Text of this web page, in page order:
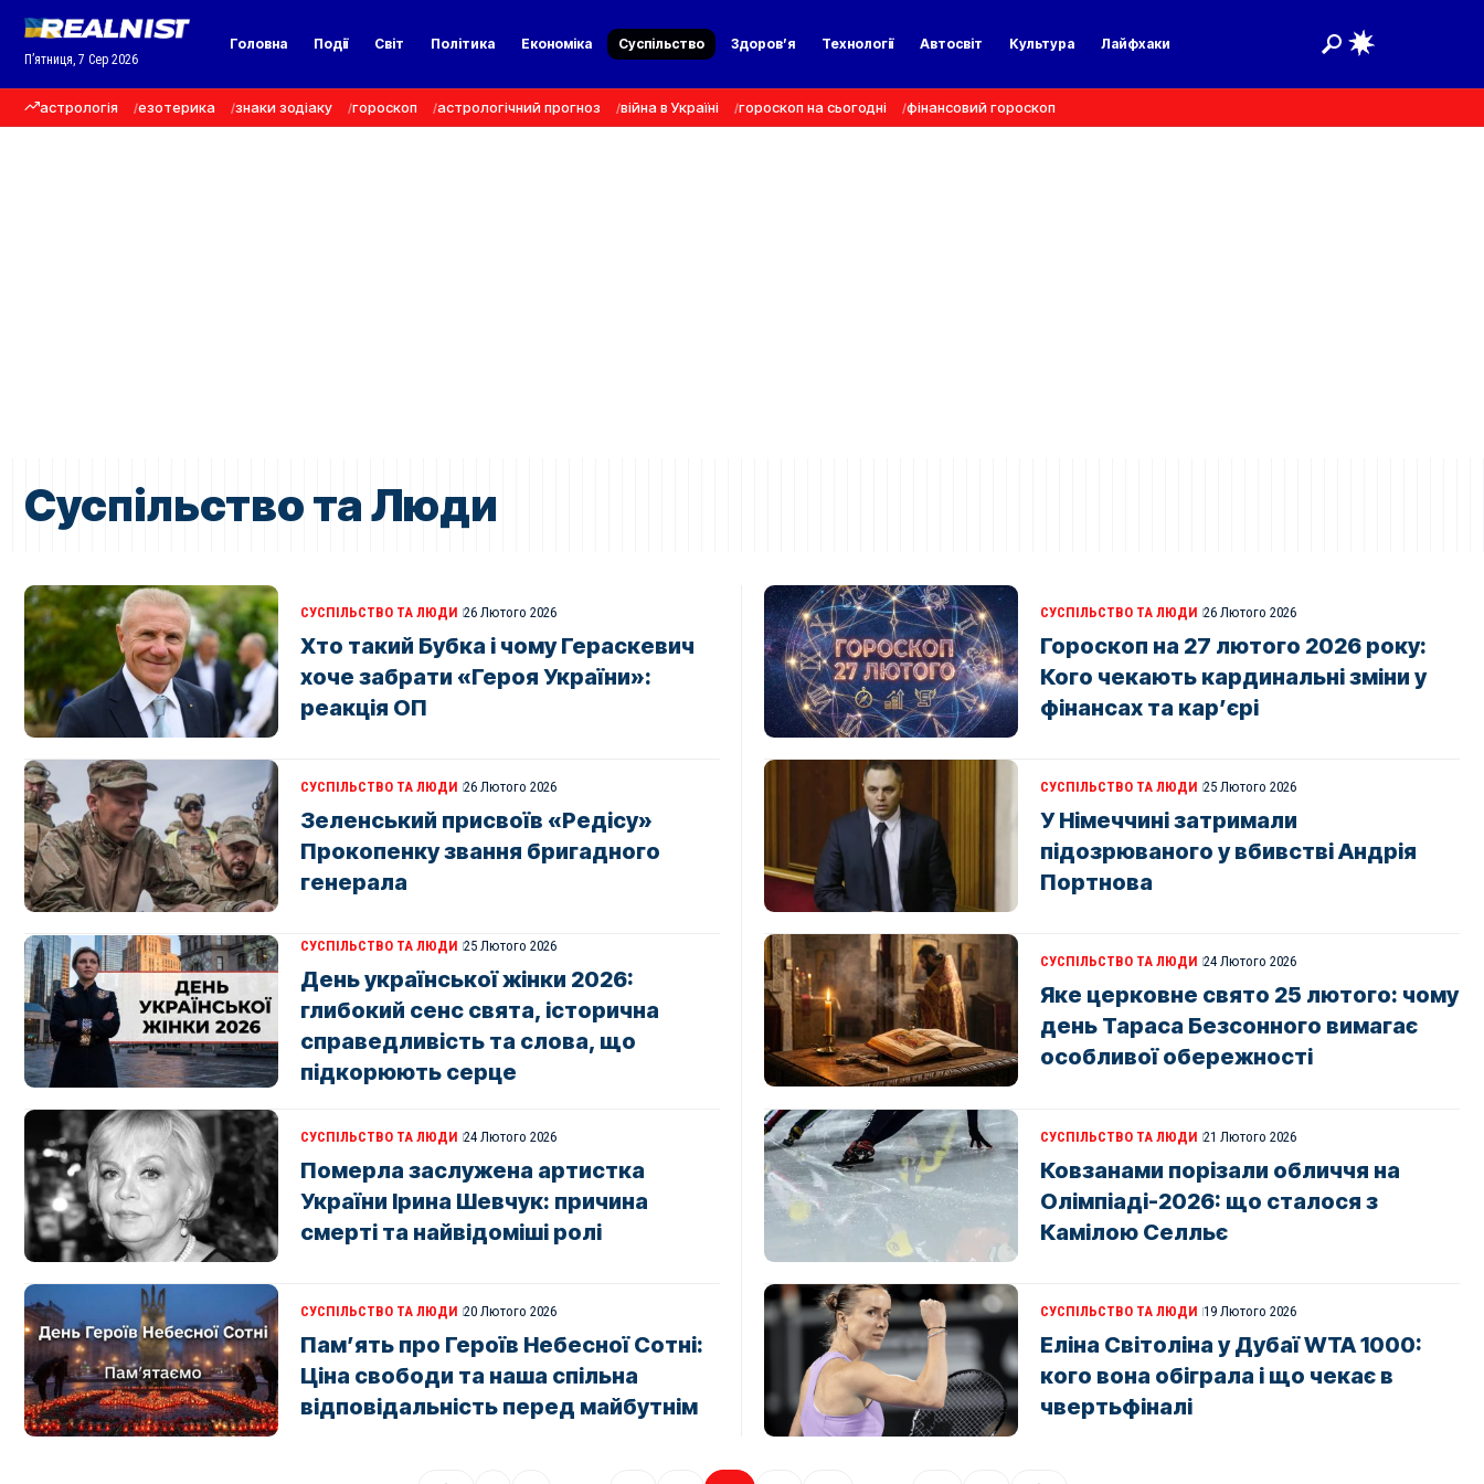
П’ятниця, 7 Сер 2026
Головна Події Світ Політика Економіка Суспільство Здоров’я Технології Автосвіт Культура Лайфхаки
астрологія езотерика знаки зодіаку гороскоп астрологічний прогноз війна в Україні гороскоп на сьогодні фінансовий гороскоп
Суспільство та Люди
СУСПІЛЬСТВО ТА ЛЮДИ 26 Лютого 2026
Хто такий Бубка і чому Гераскевич
хоче забрати «Героя України»:
реакція ОП
СУСПІЛЬСТВО ТА ЛЮДИ 26 Лютого 2026
Гороскоп на 27 лютого 2026 року:
Кого чекають кардинальні зміни у
фінансах та кар’єрі
СУСПІЛЬСТВО ТА ЛЮДИ 26 Лютого 2026
Зеленський присвоїв «Редісу»
Прокопенку звання бригадного
генерала
СУСПІЛЬСТВО ТА ЛЮДИ 25 Лютого 2026
У Німеччині затримали
підозрюваного у вбивстві Андрія
Портнова
СУСПІЛЬСТВО ТА ЛЮДИ 25 Лютого 2026
День української жінки 2026:
глибокий сенс свята, історична
справедливість та слова, що
підкорюють серце
СУСПІЛЬСТВО ТА ЛЮДИ 24 Лютого 2026
Яке церковне свято 25 лютого: чому
день Тараса Безсонного вимагає
особливої обережності
СУСПІЛЬСТВО ТА ЛЮДИ 24 Лютого 2026
Померла заслужена артистка
України Ірина Шевчук: причина
смерті та найвідоміші ролі
СУСПІЛЬСТВО ТА ЛЮДИ 21 Лютого 2026
Ковзанами порізали обличчя на
Олімпіаді-2026: що сталося з
Камілою Селльє
СУСПІЛЬСТВО ТА ЛЮДИ 20 Лютого 2026
Пам’ять про Героїв Небесної Сотні:
Ціна свободи та наша спільна
відповідальність перед майбутнім
СУСПІЛЬСТВО ТА ЛЮДИ 19 Лютого 2026
Еліна Світоліна у Дубаї WTA 1000:
кого вона обіграла і що чекає в
чвертьфіналі